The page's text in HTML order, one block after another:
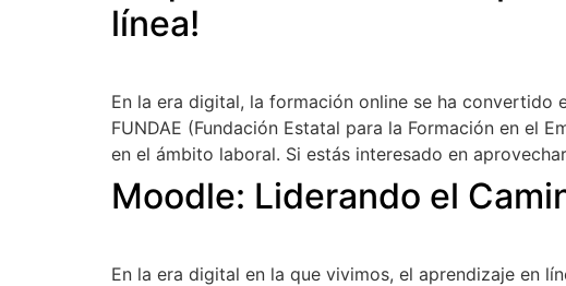
línea!
En la era digital, la formación online se ha convertido
FUNDAE (Fundación Estatal para la Formación en el
en el ámbito laboral. Si estás interesado en
Moodle: Liderando el
En la era digital en la que vivimos, el aprendizaje en